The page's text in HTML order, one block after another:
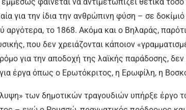
για την ίδια την ανθρώπινη φύση – σε
αργότερα, το 1868. Ακόμα και ο Βηλαράς,
που δεν χρειάζονται κάποιον
για την αποδοχή της λαϊκής παράδοσης,
έργα όπως ο Ερωτόκριτος, η Ερωφίλη, η
των δημοτικών τραγουδιών υπήρξε έργο